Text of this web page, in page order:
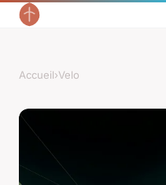
Accueil›Velo